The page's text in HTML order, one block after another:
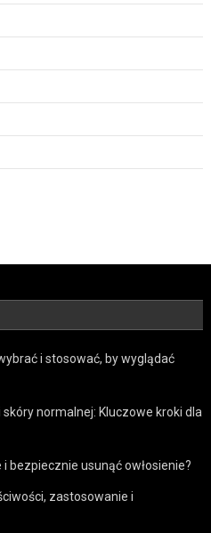
i stosować, by wyglądać
normalnej: Kluczowe kroki dla
bezpiecznie usunąć owłosienie?
zastosowanie i